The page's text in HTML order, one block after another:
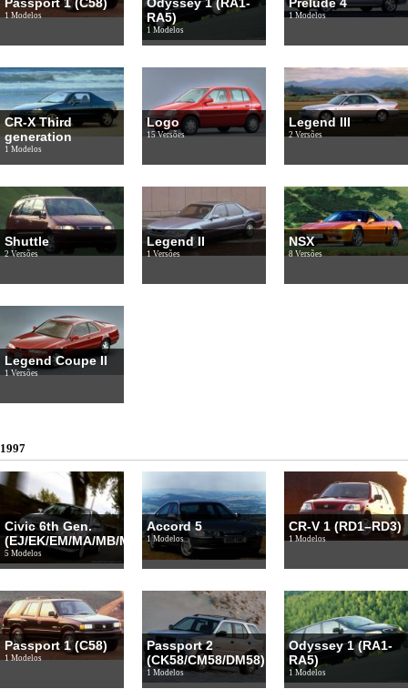
1 Modelos
RA5)
1 Modelos
1 Modelos
CR-X Third
generation
1 Modelos
Logo
15 Versões
Legend III
2 Versões
Shuttle
2 Versões
Legend II
1 Versões
NSX
8 Versões
Legend Coupe II
1 Versões
1997
Civic 6th Gen.
(EJ/EK/EM/MA/MB/MC)
5 Modelos
Accord 5
1 Modelos
CR-V 1 (RD1–RD3)
1 Modelos
Passport 1 (C58)
1 Modelos
Passport 2
(CK58/CM58/DM58)
1 Modelos
Odyssey 1 (RA1-
RA5)
1 Modelos